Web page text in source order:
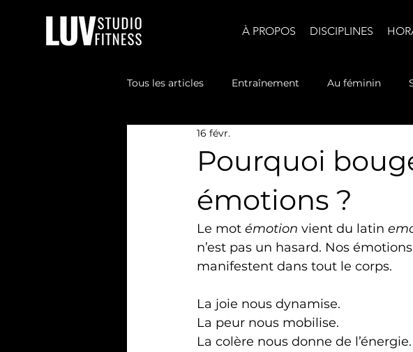
À PROPOS DISCIPLINES
Tous les articles Entraînement Au féminin
Pourquoi
émotions ?
16 févr.
Le mot émotion vient du latin
n’est pas un hasard. Nos
manifestent dans tout le corps.
La joie nous dynamise.
La peur nous mobilise.
La colère nous donne de l’énergie.